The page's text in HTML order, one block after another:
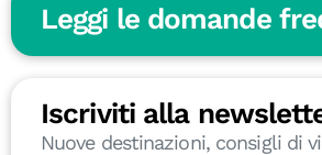
Leggi le domande
Iscriviti alla
Nuove destinazioni, consigli di